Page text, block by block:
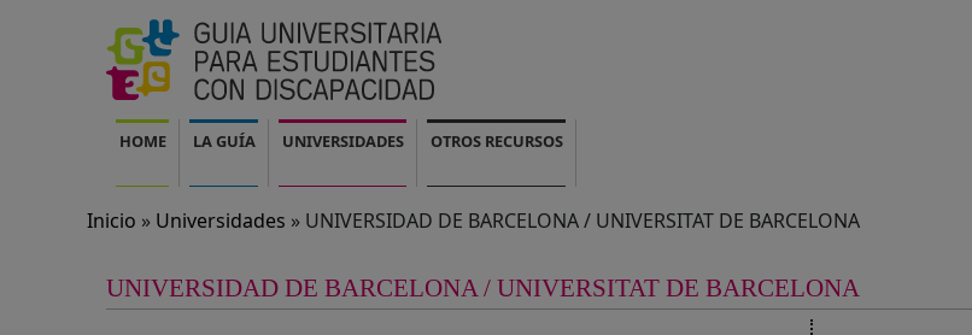
Pasar al contenido principal
Navegación principal
HOME LA GUÍA UNIVERSIDADES OTROS RECURSOS
Inicio Universidades UNIVERSIDAD DE BARCELONA / UNIVERSITAT DE BARCELONA
UNIVERSIDAD DE BARCELONA / UNIVERSITAT DE BARCELONA